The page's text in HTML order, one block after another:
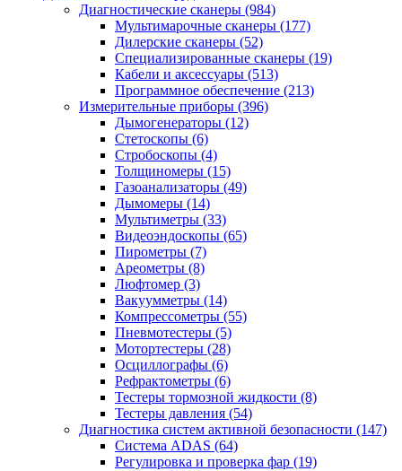
Диагностические сканеры (984)
Мультимарочные сканеры (177)
Дилерские сканеры (52)
Специализированные сканеры (19)
Кабели и аксессуары (513)
Программное обеспечение (213)
Измерительные приборы (396)
Дымогенераторы (12)
Стетоскопы (6)
Стробоскопы (4)
Толщиномеры (15)
Газоанализаторы (49)
Дымомеры (14)
Мультиметры (33)
Видеоэндоскопы (65)
Пирометры (7)
Ареометры (8)
Люфтомер (3)
Вакуумметры (14)
Компрессометры (55)
Пневмотестеры (5)
Мотортестеры (28)
Осциллографы (6)
Рефрактометры (6)
Тестеры тормозной жидкости (8)
Тестеры давления (54)
Диагностика систем активной безопасности (147)
Система ADAS (64)
Регулировка и проверка фар (19)